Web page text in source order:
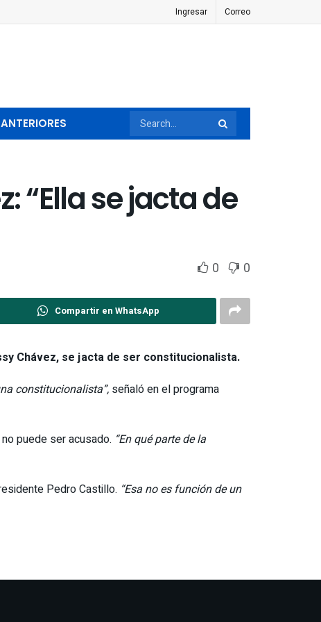
Ingresar Correo
“Ella se jacta de
0 0
Compartir en WhatsApp
Chávez, se jacta de ser constitucionalista.
constitucionalista”, señaló en el programa
puede ser acusado. “En qué parte de la
Pedro Castillo. “Esa no es función de un